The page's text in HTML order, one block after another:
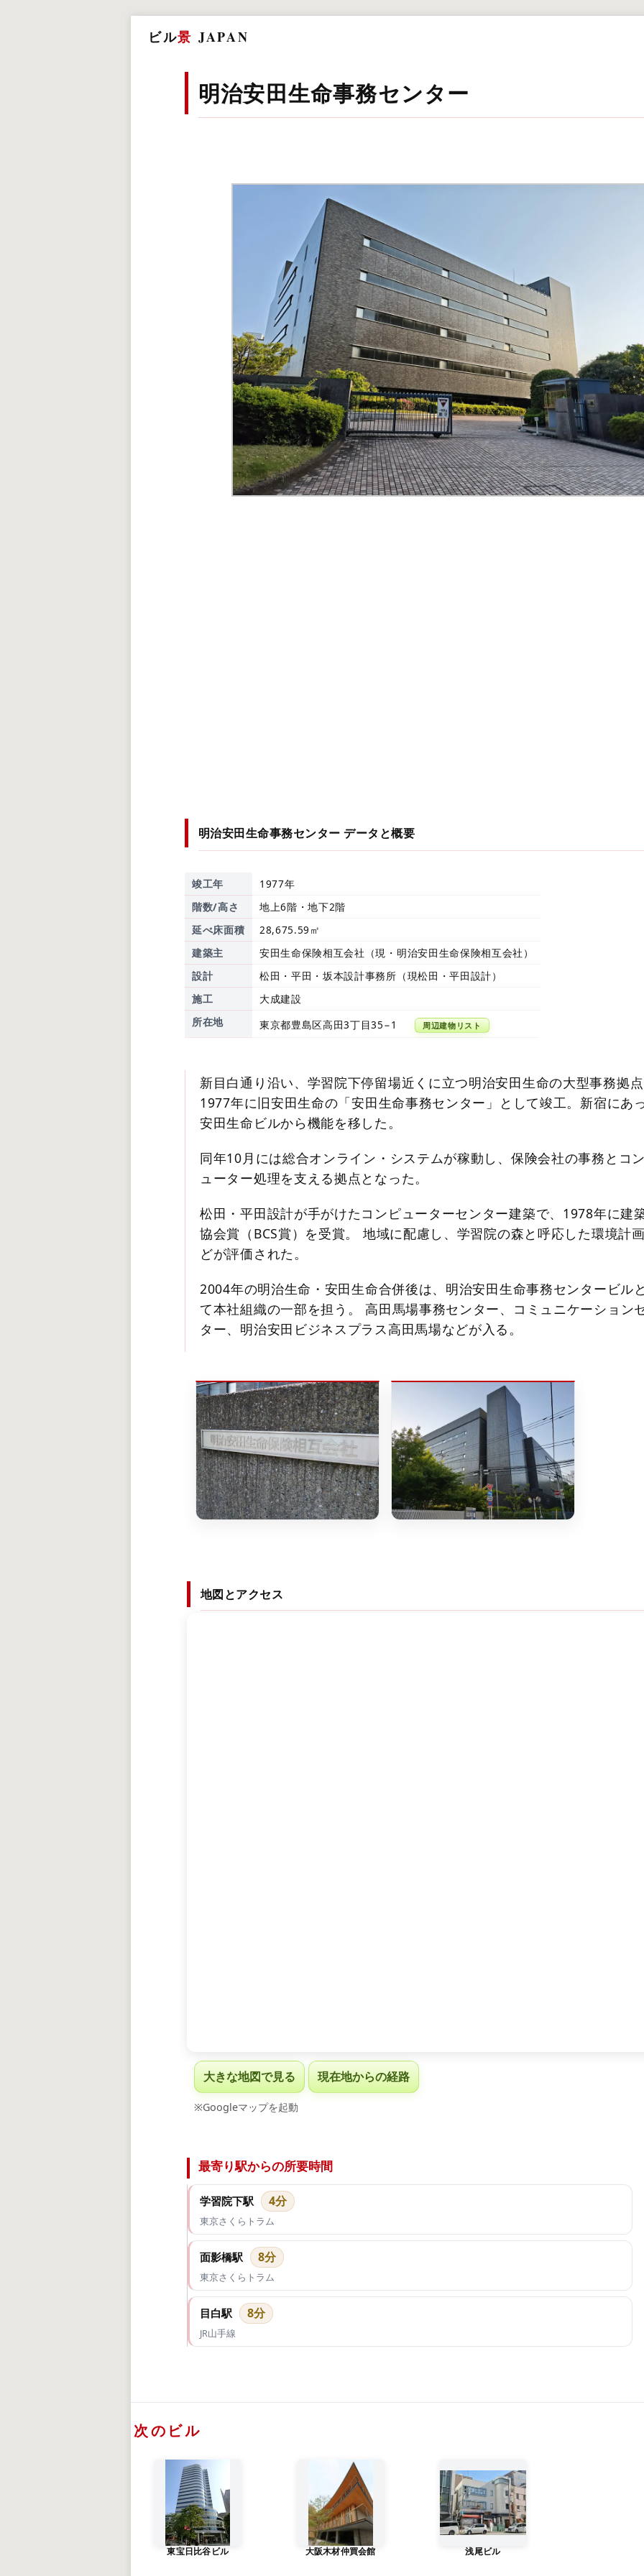
ビル景 JAPAN
明治安田生命事務センター
明治安田生命事務センター データと概要
竣工年
1977年
階数/高さ
地上6階・地下2階
延べ床面積
28,675.59㎡
建築主
安田生命保険相互会社（現・明治安田生命保険相互会社）
設計
松田・平田・坂本設計事務所（現松田・平田設計）
施工
大成建設
所在地
東京都豊島区高田3丁目35−1 周辺建物リスト
新目白通り沿い、学習院下停留場近くに立つ明治安田生命の大型事務拠点
1977年に旧安田生命の「安田生命事務センター」として竣工。新宿にあ
安田生命ビルから機能を移した。
同年10月には総合オンライン・システムが稼動し、保険会社の事務とコ
ューター処理を支える拠点となった。
松田・平田設計が手がけたコンピューターセンター建築で、1978年に建
協会賞（BCS賞）を受賞。 地域に配慮し、学習院の森と呼応した環境計
どが評価された。
2004年の明治生命・安田生命合併後は、明治安田生命事務センタービル
て本社組織の一部を担う。 高田馬場事務センター、コミュニケーション
ター、明治安田ビジネスプラス高田馬場などが入る。
地図とアクセス
大きな地図で見る 現在地からの経路
※Googleマップを起動
最寄り駅からの所要時間
学習院下駅 4分
東京さくらトラム
面影橋駅 8分
東京さくらトラム
目白駅 8分
JR山手線
次のビル
東宝日比谷ビル 大阪木材仲買会館 浅尾ビル